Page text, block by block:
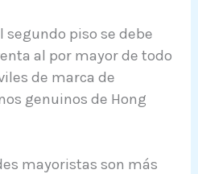
piso se debe
al por mayor de todo
de marca de
genuinos de Hong
mayoristas son más